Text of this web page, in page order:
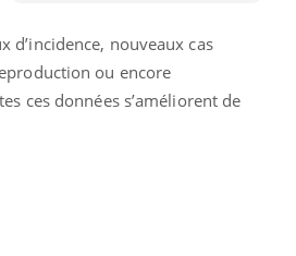
d’incidence, nouveaux cas
ou encore
ces données s’améliorent de